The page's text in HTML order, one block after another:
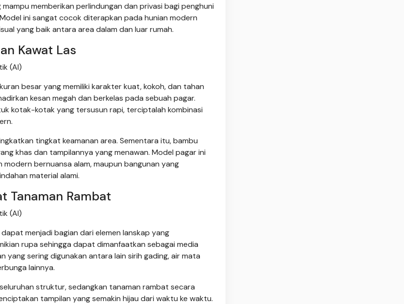
memberikan perlindungan dan privasi bagi penghuni
ini sangat cocok diterapkan pada hunian modern
yang baik antara area dalam dan luar rumah.
Kawat Las
(AI)
besar yang memiliki karakter kuat, kokoh, dan tahan
kesan megah dan berkelas pada sebuah pagar.
kotak-kotak yang tersusun rapi, terciptalah kombinasi
tingkat keamanan area. Sementara itu, bambu
khas dan tampilannya yang menawan. Model pagar ini
bernuansa alam, maupun bangunan yang
material alami.
Tanaman Rambat
(AI)
menjadi bagian dari elemen lanskap yang
rupa sehingga dapat dimanfaatkan sebagai media
yang sering digunakan antara lain sirih gading, air mata
lainnya.
struktur, sedangkan tanaman rambat secara
tampilan yang semakin hijau dari waktu ke waktu.